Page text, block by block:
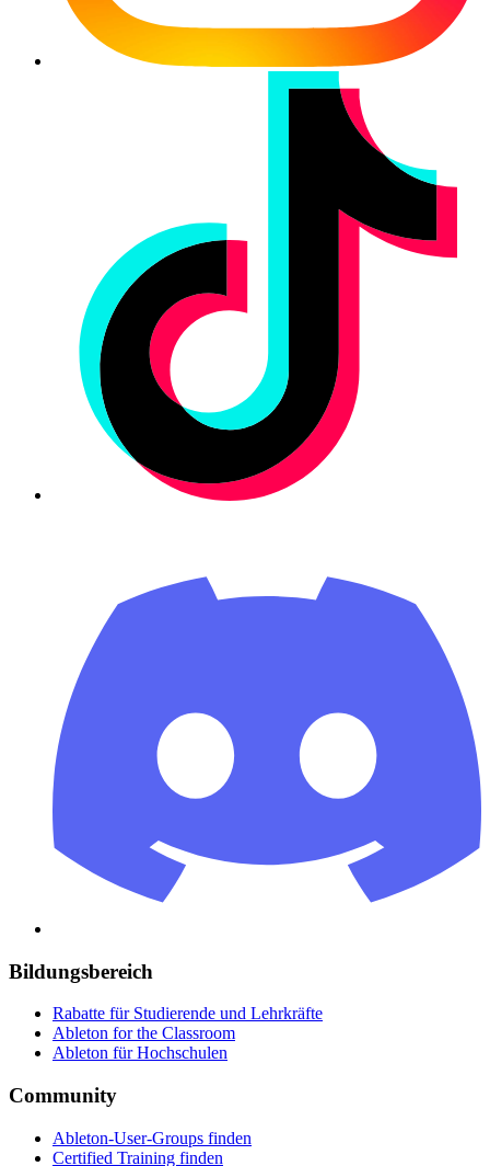
Bildungsbereich
Rabatte für Studierende und Lehrkräfte
Ableton for the Classroom
Ableton für Hochschulen
Community
Ableton-User-Groups finden
Certified Training finden